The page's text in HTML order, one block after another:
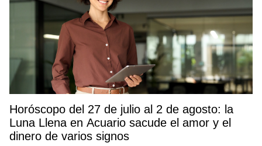
Horóscopo del 27 de julio al 2 de agosto: la
Luna Llena en Acuario sacude el amor y el
dinero de varios signos